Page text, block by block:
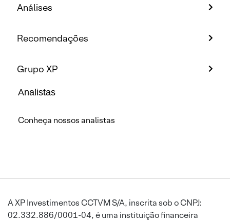
Análises
Recomendações
Grupo XP
Analistas
Conheça nossos analistas
A XP Investimentos CCTVM S/A, inscrita sob o CNPJ:
02.332.886/0001-04, é uma instituição financeira